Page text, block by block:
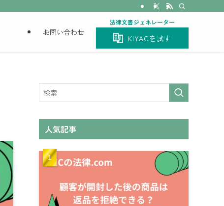
お問い合わせ
法律文書ジェネレーター
KIYACを試す
人気記事